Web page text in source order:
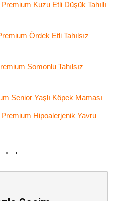
Kuzu Etli Düşük Tahıllı
Ördek Etli Tahılsız
Somonlu Tahılsız
Senior Yaşlı Köpek Maması
Hipoalerjenik Yavru